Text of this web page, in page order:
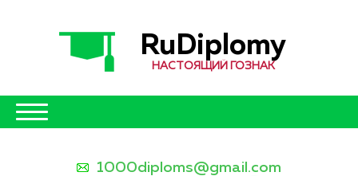
RuDiplomy
НАСТОЯЩИЙ ГОЗНАК
1000diploms@gmail.com